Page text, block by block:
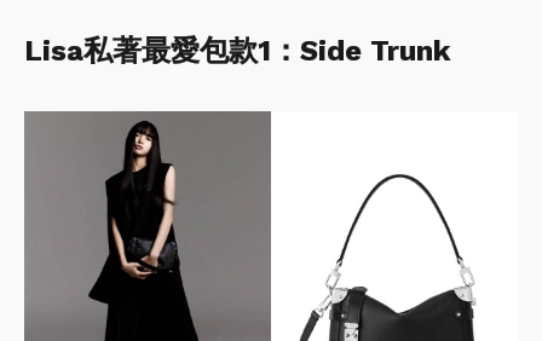
Lisa私著最愛包款1：Side Trunk